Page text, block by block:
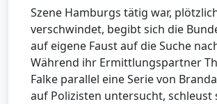
Szene Hamburgs tätig war,
verschwindet, begibt sich die
auf eigene Faust auf die Suche
Während ihr Ermittlungspartner
Falke parallel eine Serie von
auf Polizisten untersucht, schleust